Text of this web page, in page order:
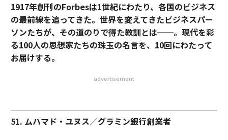
1917年創刊のForbesは1世紀にわたり、各国のビジネス
の最前線を追ってきた。世界を変えてきたビジネスパー
ソンたちが、その道のりで得た教訓とは──。現代を彩
る100人の思想家たちの珠玉の名言を、10回にわたって
お届けする。
advertisement
51. ムハマド・ユヌス／グラミン銀行創業者